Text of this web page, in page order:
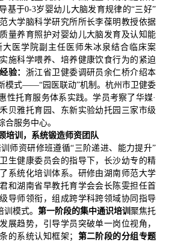
基于0-3岁婴幼儿大脑发育规律的“三好”
大学脑科学研究所所长李葆明教授依据
量养育照护对婴幼儿大脑发育及认知能
医学院副主任医师朱冰泉结合临床案
施科学喂养、培养健康饮食行为的紧迫
验： 浙江省卫健委调研员余仁桥介绍本
模式——“园医联动”机制。杭州市卫健委
性托育服务体系实践。学员考察了华媒·
贝雅托育园、东新实验幼托园三家市级
合服务中心。
培训 ， 系统锻造师资团队
师资研修班遵循“三阶递进、能力提升”
生健康委员会的指导下，长沙幼专的精
系统化培训体系。研修由湖南师范大学
和湖南省早教托育学会会长陈雯担任首
导师领衔，组成跨学科跨领域协同指导
训模式。第一阶段的集中通识培训聚焦托
展趋势，引导学员突破单一岗位视角，
的系统认知框架； 第二阶段的分组专题